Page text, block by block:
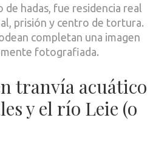
de hadas, fue residencia real
prisión y centro de tortura.
completan una imagen
fotografiada.
tranvía acuático
y el río Leie (o